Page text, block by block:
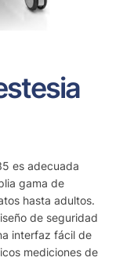
es adecuada
gama de
hasta adultos.
de seguridad
interfaz fácil de
mediciones de